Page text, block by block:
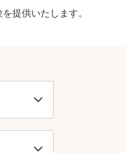
提供いたします。